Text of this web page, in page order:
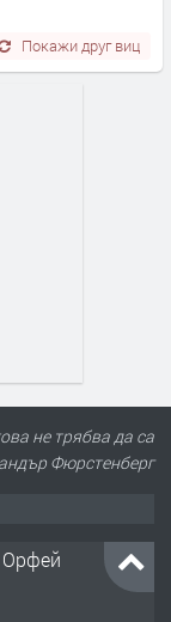
Покажи друг виц
не трябва да са
Фюрстенберг
Орфей
преди 1 ден